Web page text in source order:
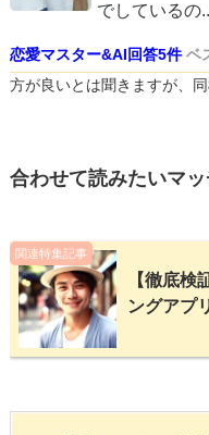
でしているの
恋愛マスター&AI回答5件 ベ
方が良いとは聞きますが、
合わせて読みたいマ
関連特集記事
【徹底検
ングアプ